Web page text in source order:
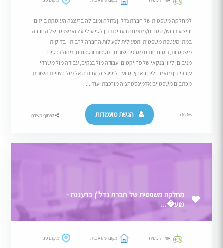
למחלקה משפטית של חברת נדל"ן גדולה ומובילה ברעננה העוסקת בייזום
וביצוע דרוש/ה טרום/מתמחה בעריכת דין לסיוע ליועץ המשפטי של החברה
במתן מעטפת משפטית ותפעולית לפעילות החברה לרבות - בדיקות
משפטיות, ניסוח חוזים מסוגים שונים, תוספות ונספחים, ניהול נכסים
מניבים, ליווי בנקאי של פרויקטים ועבודה מול בנקים, עבודה מול משרדי
עורכי דין מהמובילים בארץ, סיוע בליטיגציה, עבודה אל מול רשויות השונות,
מכתבים משפטיים אדמינסטרציה מורכבת ועוד....
76266 הגשת מועמדות שיתוף משרה
מחלקה משפטית של חברת נדל"ן ברעננה -
מוע�...
אווירה כיפית מקום שהוא בית מיקום פגז